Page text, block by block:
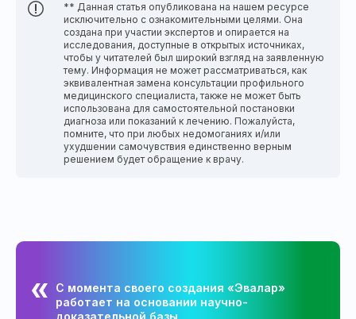
** Данная статья опубликована на нашем ресурсе
исключительно с ознакомительными целями. Она
создана при участии экспертов и опирается на
исследования, доступные в открытых источниках,
чтобы у читателей был широкий взгляд на заявленную
тему. Информация не может рассматриваться, как
эквивалентная замена консультации профильного
медицинского специалиста, также не может быть
использована для самостоятельной постановки
диагноза или показаний к лечению. Пожалуйста,
помните, что при любых недомоганиях и/или
ухудшении самочувствия единственно верным
решением будет обращение к врачу.
С момента своего создания «Эвалар»
работает на основании научно-
доказательной базы